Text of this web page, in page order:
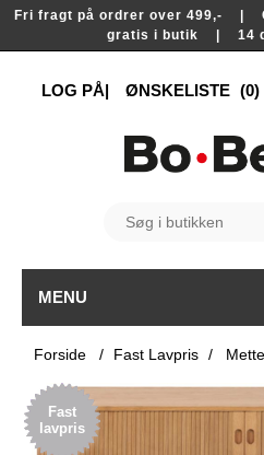
Fri fragt på ordrer over 499,- |
gratis i butik | 14
LOG PÅ ØNSKELISTE (0)
MENU
Forside / Fast Lavpris /
Fast
lavpris